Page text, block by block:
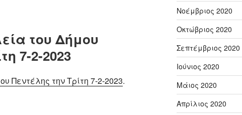
του Δήμου
7-2-2023
Πεντέλης την Τρίτη 7-2-2023.
Νοέμβριος 2020
Οκτώβριος 2020
Σεπτέμβριος 2020
Ιούνιος 2020
Μάιος 2020
Απρίλιος 2020